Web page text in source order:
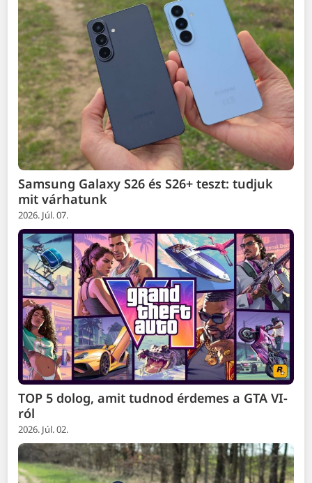
Samsung Galaxy S26 és S26+ teszt: tudjuk
mit várhatunk
2026. Júl. 07.
TOP 5 dolog, amit tudnod érdemes a GTA VI-
ról
2026. Júl. 02.